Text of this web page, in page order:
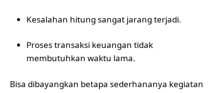
Kesalahan hitung sangat jarang terjadi.
Proses transaksi keuangan tidak
membutuhkan waktu lama.
Bisa dibayangkan betapa sederhananya kegiatan